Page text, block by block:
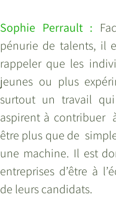
Sophie Perrault :
pénurie de talents, il
rappeler que les
jeunes ou plus
surtout un travail
aspirent à contribuer
être plus que de
une machine. Il est
entreprises d’être à
de leurs candidats.